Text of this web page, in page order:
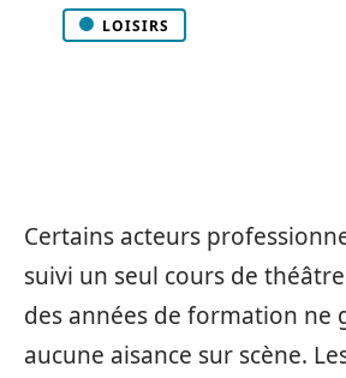
LOISIRS
Certains acteurs
suivi un seul cours de
des années de formation ne
aucune aisance sur scène.